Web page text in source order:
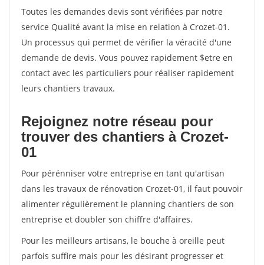
Toutes les demandes devis sont vérifiées par notre
service Qualité avant la mise en relation à Crozet-01.
Un processus qui permet de vérifier la véracité d'une
demande de devis. Vous pouvez rapidement $etre en
contact avec les particuliers pour réaliser rapidement
leurs chantiers travaux.
Rejoignez notre réseau pour
trouver des chantiers à Crozet-
01
Pour pérénniser votre entreprise en tant qu'artisan
dans les travaux de rénovation Crozet-01, il faut pouvoir
alimenter régulièrement le planning chantiers de son
entreprise et doubler son chiffre d'affaires.
Pour les meilleurs artisans, le bouche à oreille peut
parfois suffire mais pour les désirant progresser et